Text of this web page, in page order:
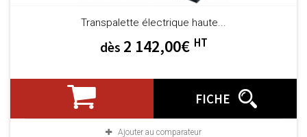
Transpalette électrique haute...
dès 2 142,00€ HT
FICHE
Ajouter au comparateur